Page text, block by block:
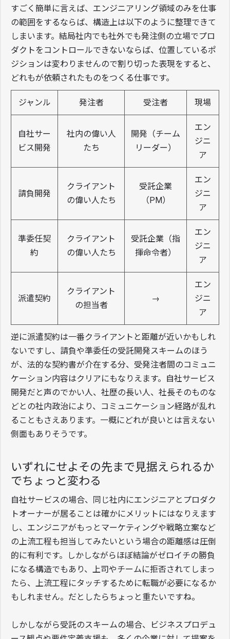
すごく簡単に言えば、エンジニアリング領域のみを仕事
の範囲をするならば、構造上は以下のように整理できて
しまいます。結局社内でも社外でも発注側の立場でプロ
ダクトをコントロールできないならば、位置しているポ
ジションは変わりませんので割り切った表現をすると、
どれもが依頼されたものをつくる仕事です。
ジャンル 発注者 受注者 現場
自社サー
ビス開発
社内の偉い人
たち
開発（チーム
リーダー）
エン
ジニ
ア
請負開発
クライアント
の偉い人たち
受託企業
（PM）
エン
ジニ
ア
準委任契
約
クライアント
の偉い人たち
受託企業（指
揮命令者）
エン
ジニ
ア
派遣契約
クライアント
の担当者
→
エン
ジニ
ア
逆に派遣契約は一番クライアントと距離が近いかもしれ
ないですし、請負や準委任の受託開発スキームのほう
が、法的な契約書が介在する分、受発注者間のコミュニ
ケーション内容はクリアにもなりえます。自社サービス
開発だと声のでかい人、社歴の長い人、社長そのものな
どとの社内政治により、コミュニケーション経路が乱れ
ることもさえあります。一概にどれが良いとは言えない
側面もありそうです。
いずれにせよその先まで見据えられるか
でちょっと変わる
自社サービスの場合、同じ社内にエンジニアとプロダク
トオーナーが居ることは確かにメリットにはなりえます
し、エンジニアがもっとマーケティングや戦略立案など
の上流工程も担当してみたいという場合の距離感は圧倒
的に有利です。しかしながらほぼ結論がゼロイチの勝負
になる構造でもあり、上司やチームに拒否されてしまっ
たら、上流工程にタッチするために転職が必要になるか
もしれません。だとしたらちょっと重たいですね。
しかしながら受託のスキームの場合、ビジネスプロデュ